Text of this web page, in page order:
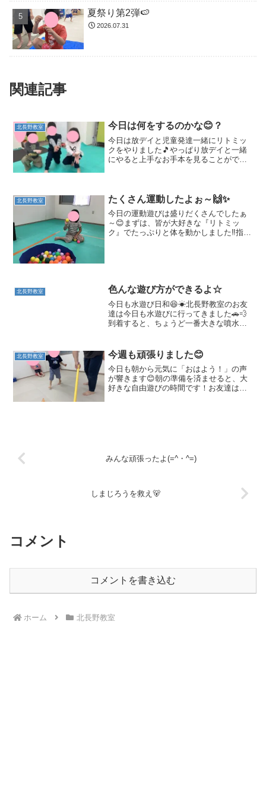
夏祭り第2弾🍉
2026.07.31
関連記事
北長野教室 今日は何をするのかな😊？
今日は放デイと児童発達一緒にリトミッ
クをやりました🎵やっぱり放デイと一緒
にやると上手なお手本を見ることができ
トミックが始まると自然...
北長野教室 たくさん運動したよぉ～🙌✨
今日の運動遊びは盛りだくさんでしたぁ
～😊まずは、皆が大好きな『リトミッ
ク』でたっぷりと体を動かしました‼指先
北長野教室 色んな遊び方ができるよ☆
今日も水遊び日和😆☀北長野教室のお友
達は今日も水遊びに行ってきました🚗💨
到着すると、ちょうど一番大きな噴水
な噴水を楽しむお友達😉⛲水と仲良くな
ってきたお友達は一番大きな...
北長野教室 今週も頑張りました😊
今日も朝から元気に「おはよう！」の声
が響きます😊朝の準備を済ませると、大
好きな自由遊びの時間です！お友達は思
みんな頑張ったよ(=^・^=)
しまじろうを救え🐻
コメント
コメントを書き込む
ホーム 北長野教室